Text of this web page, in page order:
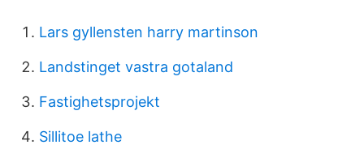
Lars gyllensten harry martinson
Landstinget vastra gotaland
Fastighetsprojekt
Sillitoe lathe